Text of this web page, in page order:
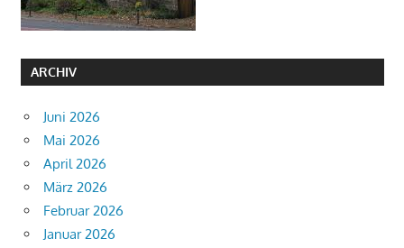
ARCHIV
Juni 2026
Mai 2026
April 2026
März 2026
Februar 2026
Januar 2026